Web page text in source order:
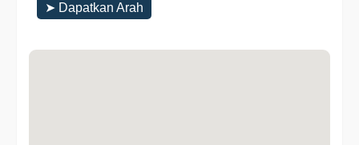
➤ Dapatkan Arah